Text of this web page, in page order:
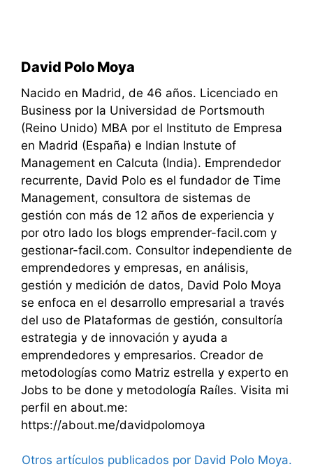
David Polo Moya
Nacido en Madrid, de 46 años. Licenciado en
Business por la Universidad de Portsmouth
(Reino Unido) MBA por el Instituto de Empresa
en Madrid (España) e Indian Instute of
Management en Calcuta (India). Emprendedor
recurrente, David Polo es el fundador de Time
Management, consultora de sistemas de
gestión con más de 12 años de experiencia y
por otro lado los blogs emprender-facil.com y
gestionar-facil.com. Consultor independiente de
emprendedores y empresas, en análisis,
gestión y medición de datos, David Polo Moya
se enfoca en el desarrollo empresarial a través
del uso de Plataformas de gestión, consultoría
estrategia y de innovación y ayuda a
emprendedores y empresarios. Creador de
metodologías como Matriz estrella y experto en
Jobs to be done y metodología Raíles. Visita mi
perfil en about.me:
https://about.me/davidpolomoya
Otros artículos publicados por David Polo Moya.